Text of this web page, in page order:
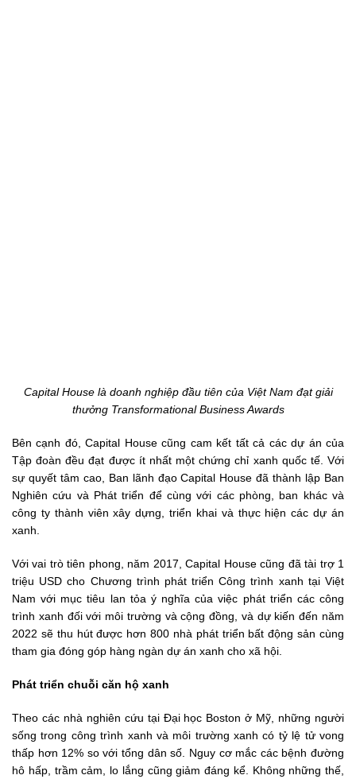
Capital House là doanh nghiệp đầu tiên của Việt Nam đạt giải
thưởng Transformational Business Awards
Bên cạnh đó, Capital House cũng cam kết tất cả các dự án của
Tập đoàn đều đạt được ít nhất một chứng chỉ xanh quốc tế. Với
sự quyết tâm cao, Ban lãnh đạo Capital House đã thành lập Ban
Nghiên cứu và Phát triển để cùng với các phòng, ban khác và
công ty thành viên xây dựng, triển khai và thực hiện các dự án
xanh.
Với vai trò tiên phong, năm 2017, Capital House cũng đã tài trợ 1
triệu USD cho Chương trình phát triển Công trình xanh tại Việt
Nam với mục tiêu lan tỏa ý nghĩa của việc phát triển các công
trình xanh đối với môi trường và cộng đồng, và dự kiến đến năm
2022 sẽ thu hút được hơn 800 nhà phát triển bất động sản cùng
tham gia đóng góp hàng ngàn dự án xanh cho xã hội.
Phát triển chuỗi căn hộ xanh
Theo các nhà nghiên cứu tại Đại học Boston ở Mỹ, những người
sống trong công trình xanh và môi trường xanh có tỷ lệ tử vong
thấp hơn 12% so với tổng dân số. Nguy cơ mắc các bệnh đường
hô hấp, trầm cảm, lo lắng cũng giảm đáng kể. Không những thế,